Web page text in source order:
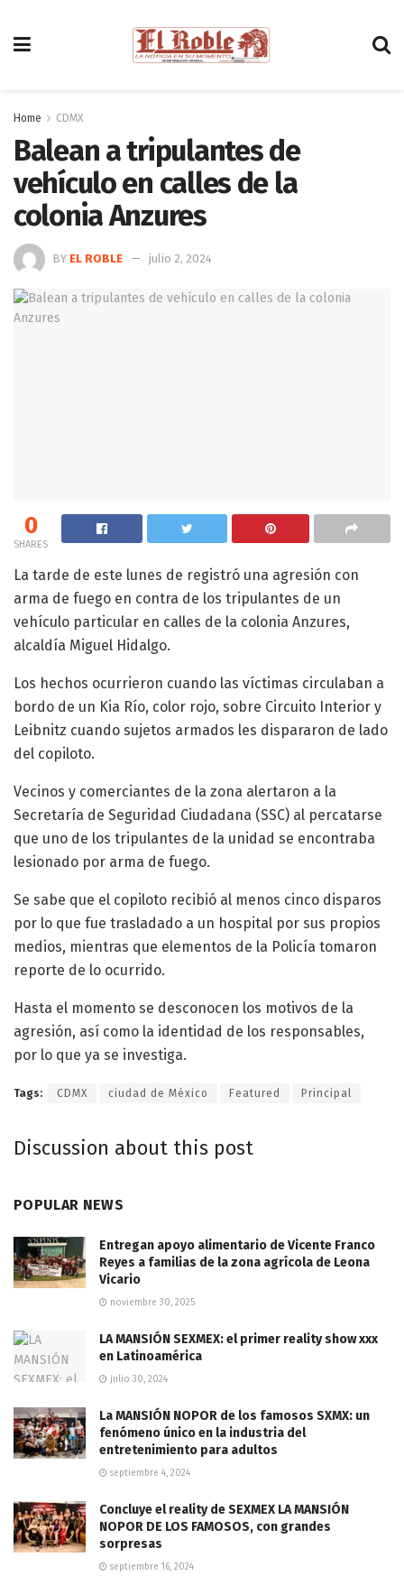
Home CDMX
Balean a tripulantes de
vehículo en calles de la
colonia Anzures
BY EL ROBLE julio 2, 2024
0
SHARES
La tarde de este lunes de registró una agresión con
arma de fuego en contra de los tripulantes de un
vehículo particular en calles de la colonia Anzures,
alcaldía Miguel Hidalgo.
Los hechos ocurrieron cuando las víctimas circulaban a
bordo de un Kia Río, color rojo, sobre Circuito Interior y
Leibnitz cuando sujetos armados les dispararon de lado
del copiloto.
Vecinos y comerciantes de la zona alertaron a la
Secretaría de Seguridad Ciudadana (SSC) al percatarse
que uno de los tripulantes de la unidad se encontraba
lesionado por arma de fuego.
Se sabe que el copiloto recibió al menos cinco disparos
por lo que fue trasladado a un hospital por sus propios
medios, mientras que elementos de la Policía tomaron
reporte de lo ocurrido.
Hasta el momento se desconocen los motivos de la
agresión, así como la identidad de los responsables,
por lo que ya se investiga.
Tags: CDMX ciudad de México Featured Principal
Discussion about this post
POPULAR NEWS
Entregan apoyo alimentario de Vicente Franco
Reyes a familias de la zona agrícola de Leona
Vicario
noviembre 30, 2025
LA MANSIÓN SEXMEX: el primer reality show xxx
en Latinoamérica
julio 30, 2024
La MANSIÓN NOPOR de los famosos SXMX: un
fenómeno único en la industria del
entretenimiento para adultos
septiembre 4, 2024
Concluye el reality de SEXMEX LA MANSIÓN
NOPOR DE LOS FAMOSOS, con grandes
sorpresas
septiembre 16, 2024